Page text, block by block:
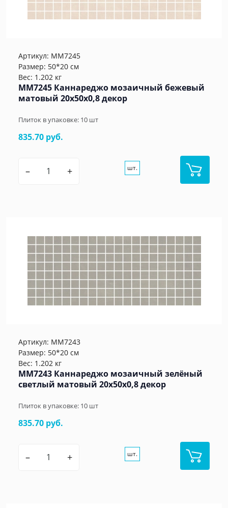
Артикул: MM7245
Размер: 50*20 см
Вес: 1.202 кг
MM7245 Каннареджо мозаичный бежевый
матовый 20x50x0,8 декор
Плиток в упаковке: 10 шт
835.70 руб.
– + шт.
Артикул: MM7243
Размер: 50*20 см
Вес: 1.202 кг
MM7243 Каннареджо мозаичный зелёный
светлый матовый 20x50x0,8 декор
Плиток в упаковке: 10 шт
835.70 руб.
– + шт.